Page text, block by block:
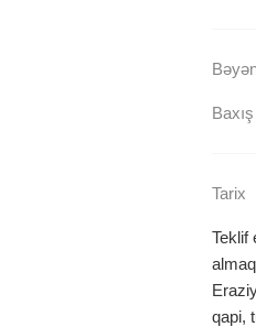
Tarix
Teklif
qapi,